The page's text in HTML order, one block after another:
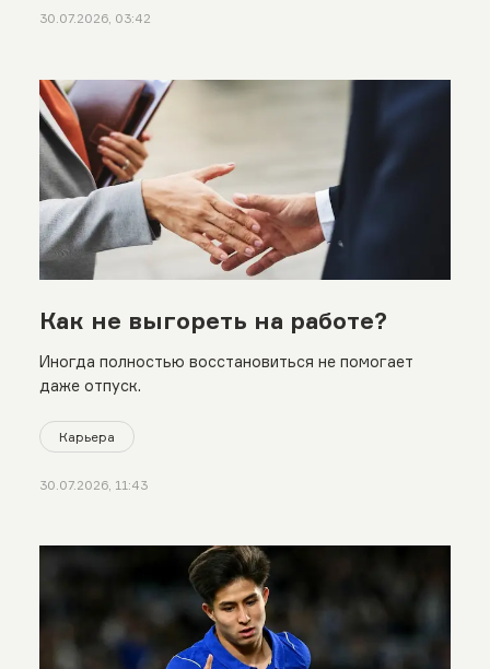
30.07.2026, 03:42
Как не выгореть на работе?
Иногда полностью восстановиться не помогает
даже отпуск.
Карьера
30.07.2026, 11:43